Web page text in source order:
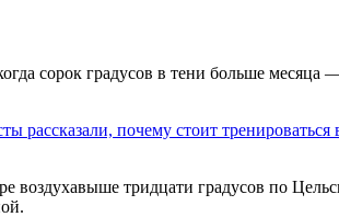
сорок градусов в тени больше месяца
рассказали, почему стоит тренироваться
воздухавыше тридцати градусов по